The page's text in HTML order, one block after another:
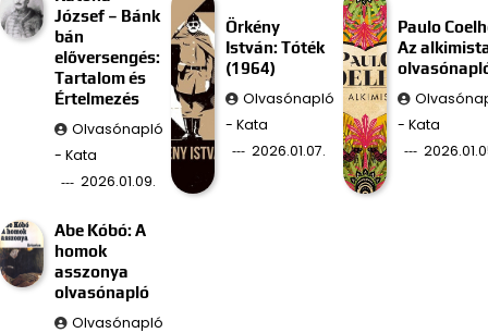
József – Bánk
bán
előversengés:
Tartalom és
Értelmezés
Olvasónapló
- Kata
2026.01.09.
Örkény
István: Tóték
(1964)
Olvasónapló
- Kata
2026.01.07.
Paulo
Az
- Kata
Abe Kóbó: A
homok
asszonya
olvasónapló
Olvasónapló